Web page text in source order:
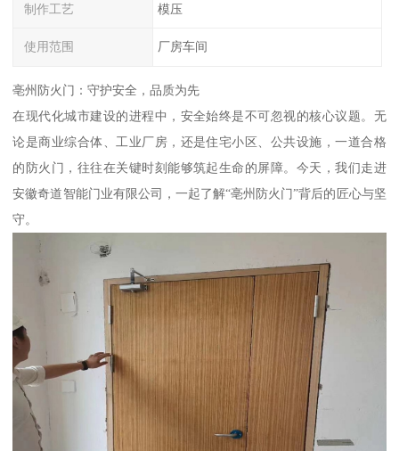
制作工艺 模压
使用范围 厂房车间
亳州防火门：守护安全，品质为先
在现代化城市建设的进程中，安全始终是不可忽视的核心议题。无
论是商业综合体、工业厂房，还是住宅小区、公共设施，一道合格
的防火门，往往在关键时刻能够筑起生命的屏障。今天，我们走进
安徽奇道智能门业有限公司，一起了解“亳州防火门”背后的匠心与坚
守。